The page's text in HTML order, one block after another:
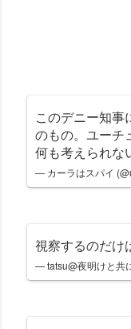
このデニー知事
のもの。ユーチ
何も考えられな
— カーラはスパイ
視察するのだけ
— tatsu@夜明けと共